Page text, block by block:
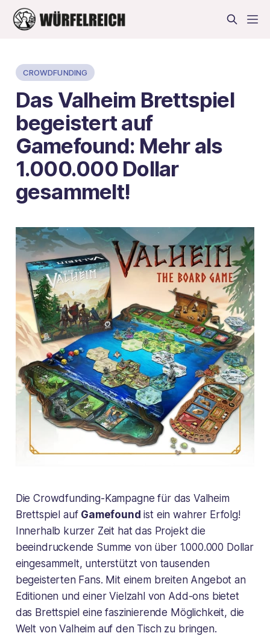
CROWDFUNDING
Das Valheim Brettspiel
begeistert auf
Gamefound: Mehr als
1.000.000 Dollar
gesammelt!
Die Crowdfunding-Kampagne für das Valheim
Brettspiel auf Gamefound ist ein wahrer Erfolg!
Innerhalb kurzer Zeit hat das Projekt die
beeindruckende Summe von über 1.000.000 Dollar
eingesammelt, unterstützt von tausenden
begeisterten Fans. Mit einem breiten Angebot an
Editionen und einer Vielzahl von Add-ons bietet
das Brettspiel eine faszinierende Möglichkeit, die
Welt vonValheim auf den Tisch zu bringen.